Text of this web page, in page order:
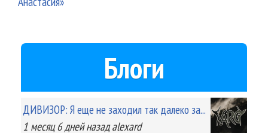
Блоги
ДИВИЗОР: Я еще не заходил так далеко за...
1 месяц 6 днейназад alexard